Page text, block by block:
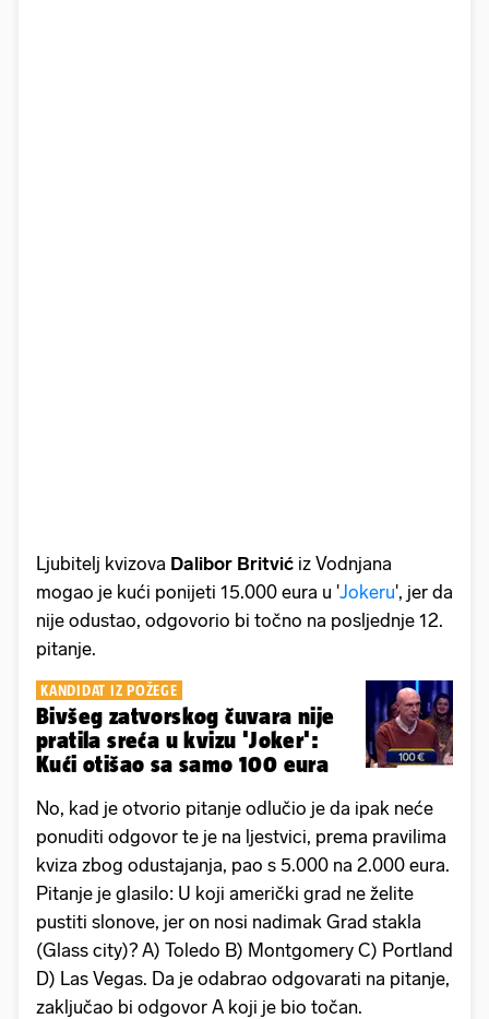
Ljubitelj kvizova Dalibor Britvić iz Vodnjana
mogao je kući ponijeti 15.000 eura u 'Jokeru', jer da
nije odustao, odgovorio bi točno na posljednje 12.
pitanje.
KANDIDAT IZ POŽEGE
Bivšeg zatvorskog čuvara nije
pratila sreća u kvizu 'Joker':
Kući otišao sa samo 100 eura
No, kad je otvorio pitanje odlučio je da ipak neće
ponuditi odgovor te je na ljestvici, prema pravilima
kviza zbog odustajanja, pao s 5.000 na 2.000 eura.
Pitanje je glasilo: U koji američki grad ne želite
pustiti slonove, jer on nosi nadimak Grad stakla
(Glass city)? A) Toledo B) Montgomery C) Portland
D) Las Vegas. Da je odabrao odgovarati na pitanje,
zaključao bi odgovor A koji je bio točan.